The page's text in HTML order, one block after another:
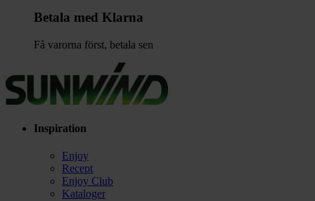
Betala med Klarna
Få varorna först, betala sen
Inspiration
Enjoy
Recept
Enjoy Club
Kataloger